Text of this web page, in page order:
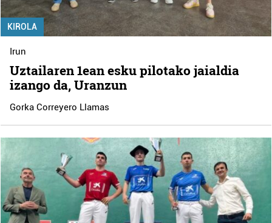
KIROLA
Irun
Uztailaren 1ean esku pilotako jaialdia
izango da, Uranzun
Gorka Correyero Llamas